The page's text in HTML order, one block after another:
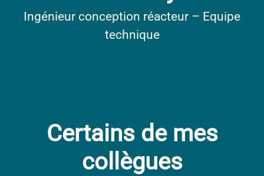
Ingénieur conception réacteur – Equipe
technique
Certains de mes
collègues